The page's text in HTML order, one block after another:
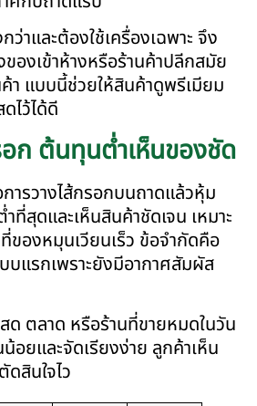
าและต้องใช้เครื่องเฉพาะ จึง
องเข้าห้างหรือร้านค้าปลีกสมัย
า แบบนี้ช่วยให้สินค้าดูพรีเมียม
ไว้ได้ดี
ก ต้นทุนต่ำเห็นของชัด
ารวางไส้กรอกบนถาดแล้วหุ้ม
สุดและเห็นสินค้าชัดเจน เหมาะ
ของหมุนเวียนเร็ว ข้อจำกัดคือ
บแรกเพราะยังมีอากาศสัมผัส
ด ตลาด หรือร้านที่ขายหมดในวัน
อยและจัดเรียงง่าย ลูกค้าเห็น
สินใจไว